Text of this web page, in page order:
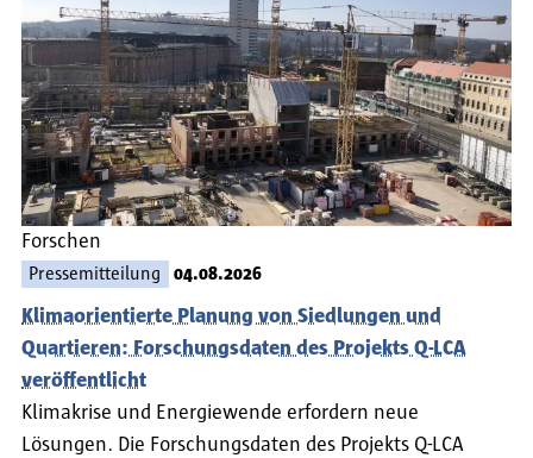
Forschen
Pressemitteilung 04.08.2026
Klimaorientierte Planung von Siedlungen und
Quartieren: Forschungsdaten des Projekts Q-LCA
veröffentlicht
Klimakrise und Energiewende erfordern neue
Lösungen. Die Forschungsdaten des Projekts Q-LCA